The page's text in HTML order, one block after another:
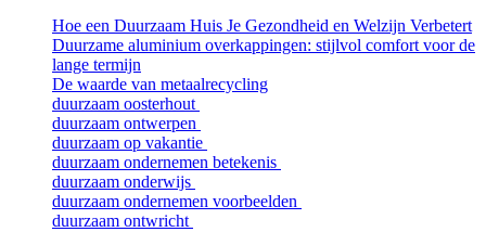
Hoe een Duurzaam Huis Je Gezondheid en Welzijn Verbetert
Duurzame aluminium overkappingen: stijlvol comfort voor de
lange termijn
De waarde van metaalrecycling
duurzaam oosterhout
duurzaam ontwerpen
duurzaam op vakantie
duurzaam ondernemen betekenis
duurzaam onderwijs
duurzaam ondernemen voorbeelden
duurzaam ontwricht